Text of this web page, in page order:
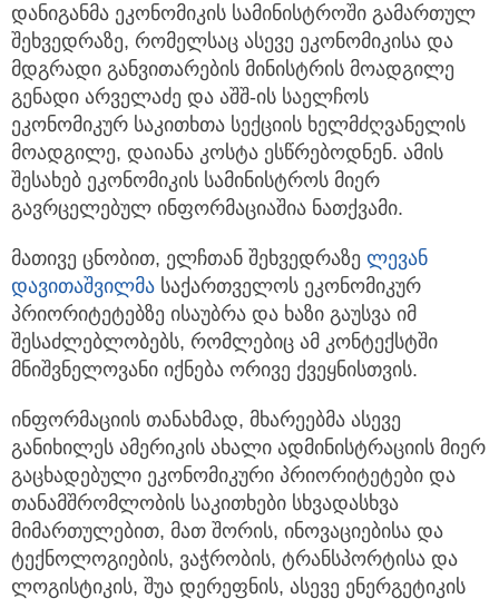
დანიგანმა ეკონომიკის სამინისტროში გამართულ
შეხვედრაზე, რომელსაც ასევე ეკონომიკისა და
მდგრადი განვითარების მინისტრის მოადგილე
გენადი არველაძე და აშშ-ის საელჩოს
ეკონომიკურ საკითხთა სექციის ხელმძღვანელის
მოადგილე, დაიანა კოსტა ესწრებოდნენ. ამის
შესახებ ეკონომიკის სამინისტროს მიერ
გავრცელებულ ინფორმაციაშია ნათქვამი.
მათივე ცნობით, ელჩთან შეხვედრაზე ლევან
დავითაშვილმა საქართველოს ეკონომიკურ
პრიორიტეტებზე ისაუბრა და ხაზი გაუსვა იმ
შესაძლებლობებს, რომლებიც ამ კონტექსტში
მნიშვნელოვანი იქნება ორივე ქვეყნისთვის.
ინფორმაციის თანახმად, მხარეებმა ასევე
განიხილეს ამერიკის ახალი ადმინისტრაციის მიერ
გაცხადებული ეკონომიკური პრიორიტეტები და
თანამშრომლობის საკითხები სხვადასხვა
მიმართულებით, მათ შორის, ინოვაციებისა და
ტექნოლოგიების, ვაჭრობის, ტრანსპორტისა და
ლოგისტიკის, შუა დერეფნის, ასევე ენერგეტიკის